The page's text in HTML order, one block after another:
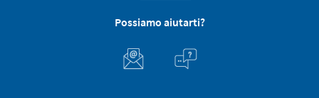
Possiamo aiutarti?